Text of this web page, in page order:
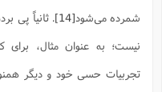
شمرده می‌شود[14]
. ثانیاً پی
نیست؛ به عنوان مثال،
تجربیات حسی خود و دیگر